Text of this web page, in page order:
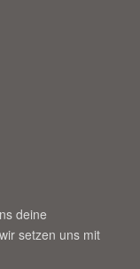
deine
setzen uns mit